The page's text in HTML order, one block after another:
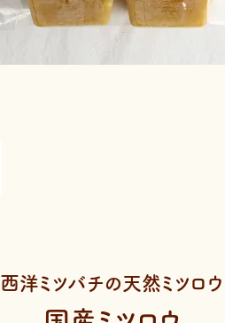
西洋ミツバチの天然ミツロウ